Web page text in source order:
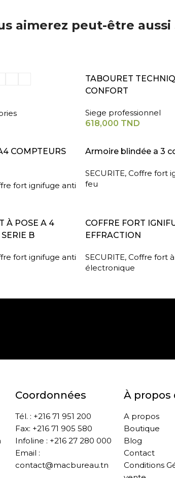
aimerez peut-être aussi
AJOUTER AU PANIER
TABOURET
CONFORT
Siege professionnel
618,000 TND
COMPTEURS
fort ignifuge anti
LIRE LA SUITE
Armoire blindée a 3
SECURITE, Coffre fort
feu
À POSE A 4
B
fort ignifuge anti
LIRE LA SUITE
COFFRE FORT
EFFRACTION
SECURITE, Coffre fort
électronique
Coordonnées
Tél. : +216 71 951 200
Fax: +216 71 905 580
Infoline : +216 27 280 000
Email :
contact@macbureau.tn
À propos
A propos
Boutique
Blog
Contact
Conditions